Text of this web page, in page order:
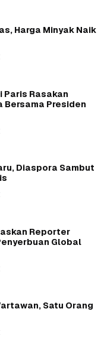
Harga Minyak Naik
Paris Rasakan
Bersama Presiden
Diaspora Sambut
Reporter
Global
Satu Orang